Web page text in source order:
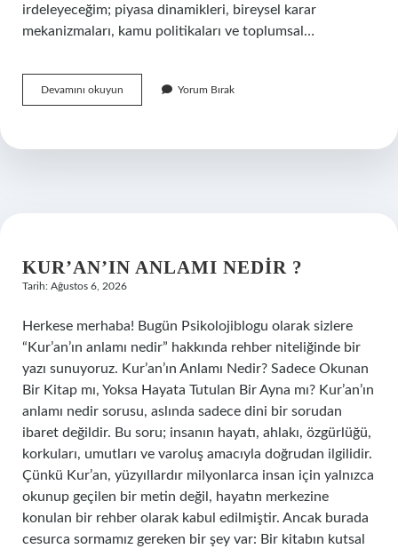
irdeleyeceğim; piyasa dinamikleri, bireysel karar
mekanizmaları, kamu politikaları ve toplumsal…
Devamını okuyun
nadir
hangisi
Yorum Bırak
KUR’AN’IN ANLAMI NEDIR ?
Tarih: Ağustos 6, 2026
Herkese merhaba! Bugün Psikolojiblogu olarak sizlere
“Kur’an’ın anlamı nedir” hakkında rehber niteliğinde bir
yazı sunuyoruz. Kur’an’ın Anlamı Nedir? Sadece Okunan
Bir Kitap mı, Yoksa Hayata Tutulan Bir Ayna mı? Kur’an’ın
anlamı nedir sorusu, aslında sadece dini bir sorudan
ibaret değildir. Bu soru; insanın hayatı, ahlakı, özgürlüğü,
korkuları, umutları ve varoluş amacıyla doğrudan ilgilidir.
Çünkü Kur’an, yüzyıllardır milyonlarca insan için yalnızca
okunup geçilen bir metin değil, hayatın merkezine
konulan bir rehber olarak kabul edilmiştir. Ancak burada
cesurca sormamız gereken bir şey var: Bir kitabın kutsal